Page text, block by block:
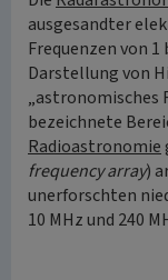
ausgesandter
Frequenzen von 1
Darstellung von
„astronomisches
bezeichnete
Radioastronomie
frequency array)
unerforschten
10 MHz und 240